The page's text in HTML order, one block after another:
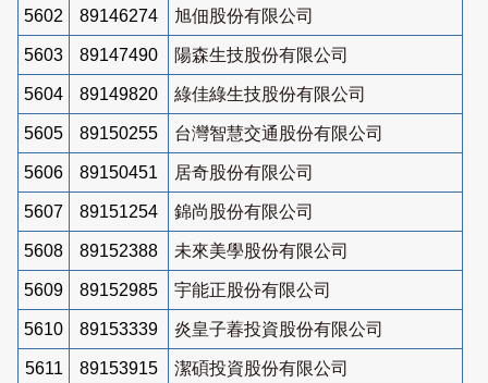
5602 89146274 旭佃股份有限公司
5603 89147490 陽森生技股份有限公司
5604 89149820 綠佳綠生技股份有限公司
5605 89150255 台灣智慧交通股份有限公司
5606 89150451 居奇股份有限公司
5607 89151254 錦尚股份有限公司
5608 89152388 未來美學股份有限公司
5609 89152985 宇能正股份有限公司
5610 89153339 炎皇子萶投資股份有限公司
5611 89153915 潔碩投資股份有限公司